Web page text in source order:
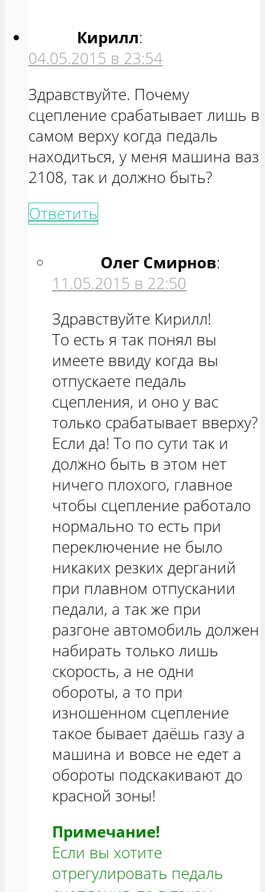
Кирилл:
04.05.2015 в 23:54
Здравствуйте. Почему
сцепление срабатывает лишь в
самом верху когда педаль
находиться, у меня машина ваз
2108, так и должно быть?
Ответить
Олег Смирнов:
11.05.2015 в 22:50
Здравствуйте Кирилл!
То есть я так понял вы
имеете ввиду когда вы
отпускаете педаль
сцепления, и оно у вас
только срабатывает вверху?
Если да! То по сути так и
должно быть в этом нет
ничего плохого, главное
чтобы сцепление работало
нормально то есть при
переключение не было
никаких резких дерганий
при плавном отпускании
педали, а так же при
разгоне автомобиль должен
набирать только лишь
скорость, а не одни
обороты, а то при
изношенном сцепление
такое бывает даёшь газу а
машина и вовсе не едет а
обороты подскакивают до
красной зоны!
Примечание!
Если вы хотите
отрегулировать педаль